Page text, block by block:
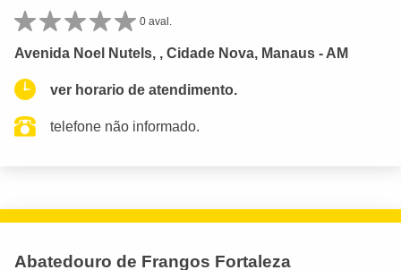
0 aval.
Avenida Noel Nutels, , Cidade Nova, Manaus - AM
ver horario de atendimento.
telefone não informado.
Abatedouro de Frangos Fortaleza